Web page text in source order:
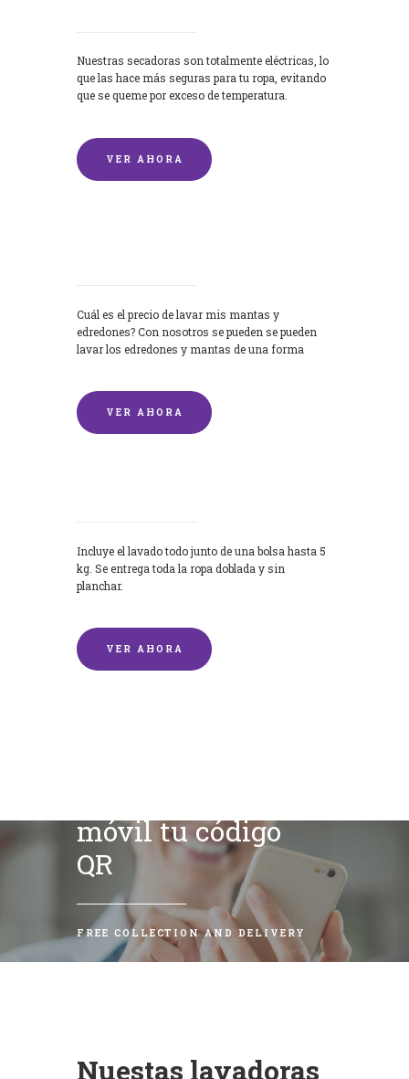
Nuestras secadoras son totalmente eléctricas, lo
que las hace más seguras para tu ropa, evitando
que se queme por exceso de temperatura.
VER AHORA
Cuál es el precio de lavar mis mantas y
edredones? Con nosotros se pueden se pueden
lavar los edredones y mantas de una forma
VER AHORA
Incluye el lavado todo junto de una bolsa hasta 5
kg. Se entrega toda la ropa doblada y sin
planchar.
VER AHORA
móvil tu código
QR
FREE COLLECTION AND DELIVERY
Nuestas lavadoras